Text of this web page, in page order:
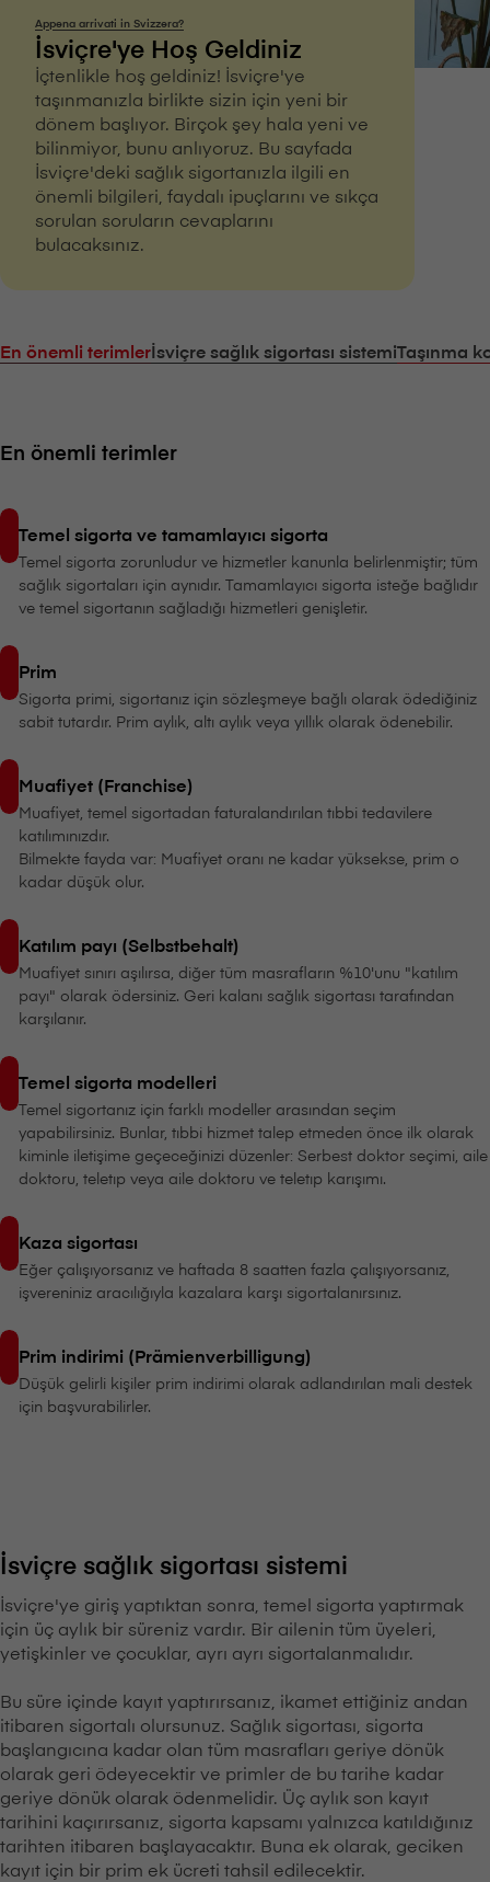
Appena arrivati in Svizzera?
İsviçre'ye Hoş Geldiniz
İçtenlikle hoş geldiniz! İsviçre'ye
taşınmanızla birlikte sizin için yeni bir
dönem başlıyor. Birçok şey hala yeni ve
bilinmiyor, bunu anlıyoruz. Bu sayfada
İsviçre'deki sağlık sigortanızla ilgili en
önemli bilgileri, faydalı ipuçlarını ve sıkça
sorulan soruların cevaplarını
bulacaksınız.
En önemli terimlerİsviçre sağlık sigortası sistemiTaşınma
En önemli terimler
Temel sigorta ve tamamlayıcı sigorta
Temel sigorta zorunludur ve hizmetler kanunla belirlenmiştir; tüm
sağlık sigortaları için aynıdır. Tamamlayıcı sigorta isteğe bağlıdır
ve temel sigortanın sağladığı hizmetleri genişletir.
Prim
Sigorta primi, sigortanız için sözleşmeye bağlı olarak ödediğiniz
sabit tutardır. Prim aylık, altı aylık veya yıllık olarak ödenebilir.
Muafiyet (Franchise)
Muafiyet, temel sigortadan faturalandırılan tıbbi tedavilere
katılımınızdır.
Bilmekte fayda var: Muafiyet oranı ne kadar yüksekse, prim o
kadar düşük olur.
Katılım payı (Selbstbehalt)
Muafiyet sınırı aşılırsa, diğer tüm masrafların %10'unu "katılım
payı" olarak ödersiniz. Geri kalanı sağlık sigortası tarafından
karşılanır.
Temel sigorta modelleri
Temel sigortanız için farklı modeller arasından seçim
yapabilirsiniz. Bunlar, tıbbi hizmet talep etmeden önce ilk olarak
kiminle iletişime geçeceğinizi düzenler: Serbest doktor seçimi, aile
doktoru, teletıp veya aile doktoru ve teletıp karışımı.
Kaza sigortası
Eğer çalışıyorsanız ve haftada 8 saatten fazla çalışıyorsanız,
işvereniniz aracılığıyla kazalara karşı sigortalanırsınız.
Prim indirimi (Prämienverbilligung)
Düşük gelirli kişiler prim indirimi olarak adlandırılan mali destek
için başvurabilirler.
İsviçre sağlık sigortası sistemi
İsviçre'ye giriş yaptıktan sonra, temel sigorta yaptırmak
için üç aylık bir süreniz vardır. Bir ailenin tüm üyeleri,
yetişkinler ve çocuklar, ayrı ayrı sigortalanmalıdır.
Bu süre içinde kayıt yaptırırsanız, ikamet ettiğiniz andan
itibaren sigortalı olursunuz. Sağlık sigortası, sigorta
başlangıcına kadar olan tüm masrafları geriye dönük
olarak geri ödeyecektir ve primler de bu tarihe kadar
geriye dönük olarak ödenmelidir. Üç aylık son kayıt
tarihini kaçırırsanız, sigorta kapsamı yalnızca katıldığınız
tarihten itibaren başlayacaktır. Buna ek olarak, geciken
kayıt için bir prim ek ücreti tahsil edilecektir.